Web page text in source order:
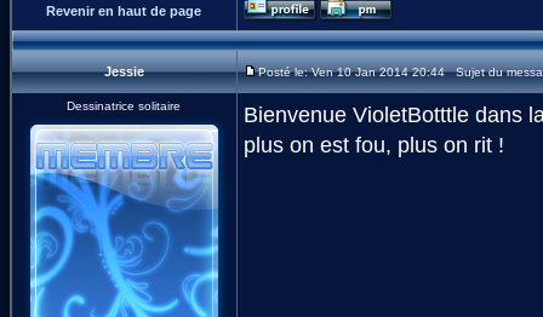
Revenir en haut de page
Jessie Posté le: Ven 10 Jan 2014 20:44 Sujet du
Dessinatrice solitaire
Bienvenue VioletBotttle dans
plus on est fou, plus on rit !